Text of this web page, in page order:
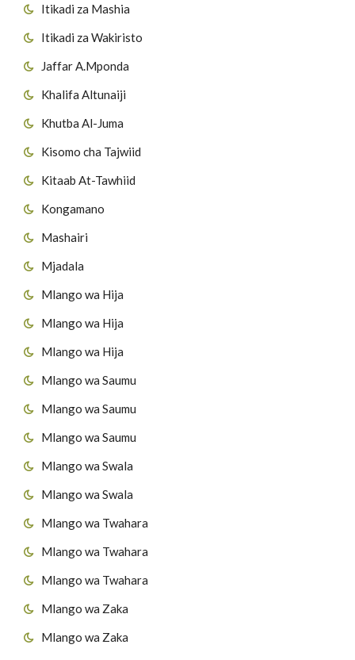
Itikadi za Mashia
Itikadi za Wakiristo
Jaffar A.Mponda
Khalifa Altunaiji
Khutba Al-Juma
Kisomo cha Tajwiid
Kitaab At-Tawhiid
Kongamano
Mashairi
Mjadala
Mlango wa Hija
Mlango wa Hija
Mlango wa Hija
Mlango wa Saumu
Mlango wa Saumu
Mlango wa Saumu
Mlango wa Swala
Mlango wa Swala
Mlango wa Twahara
Mlango wa Twahara
Mlango wa Twahara
Mlango wa Zaka
Mlango wa Zaka